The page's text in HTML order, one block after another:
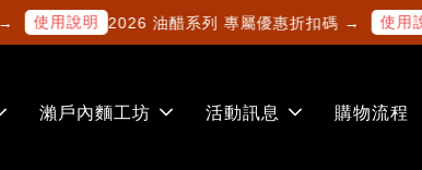
使用說明 2026 油醋系列 專屬優惠折扣碼 → 使用說明
瀨戶內麵工坊 活動訊息 購物流程